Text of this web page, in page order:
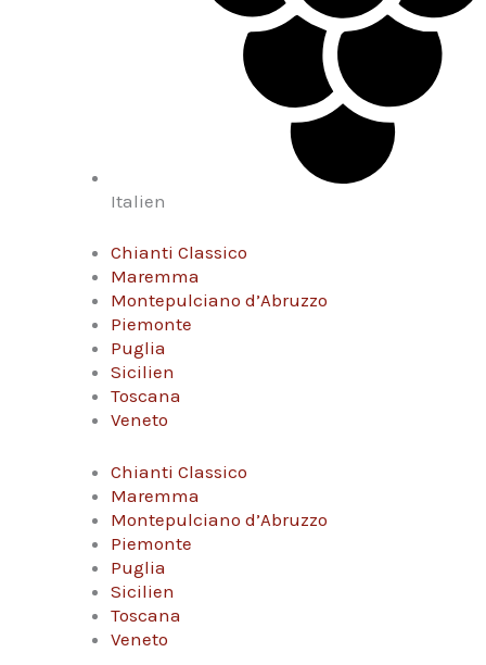
Italien
Chianti Classico
Maremma
Montepulciano d’Abruzzo
Piemonte
Puglia
Sicilien
Toscana
Veneto
Chianti Classico
Maremma
Montepulciano d’Abruzzo
Piemonte
Puglia
Sicilien
Toscana
Veneto